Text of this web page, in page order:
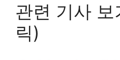
관련 기사
릭)